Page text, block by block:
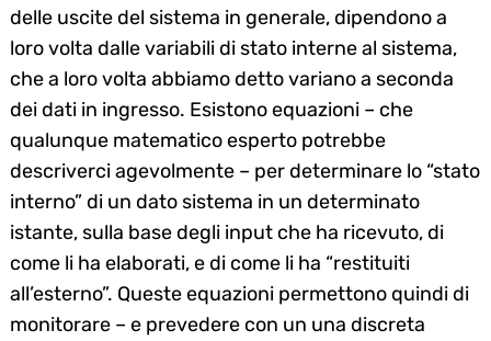
delle uscite del sistema in generale, dipendono a
loro volta dalle variabili di stato interne al sistema,
che a loro volta abbiamo detto variano a seconda
dei dati in ingresso. Esistono equazioni – che
qualunque matematico esperto potrebbe
descriverci agevolmente – per determinare lo “stato
interno” di un dato sistema in un determinato
istante, sulla base degli input che ha ricevuto, di
come li ha elaborati, e di come li ha “restituiti
all’esterno”. Queste equazioni permettono quindi di
monitorare – e prevedere con un una discreta